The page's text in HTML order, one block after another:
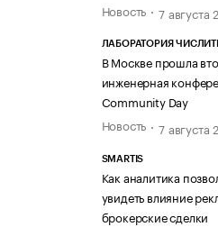
Новость
7 августа
ЛАБОРАТОРИЯ
В Москве прошла
инженерная
Community Day
Новость
7 августа
SMARTIS
Как аналитика
увидеть влияние
брокерские сделки